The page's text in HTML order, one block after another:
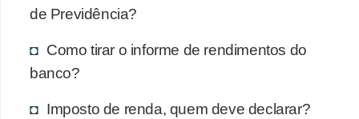
de Previdência?
Como tirar o informe de rendimentos do
banco?
Imposto de renda, quem deve declarar?